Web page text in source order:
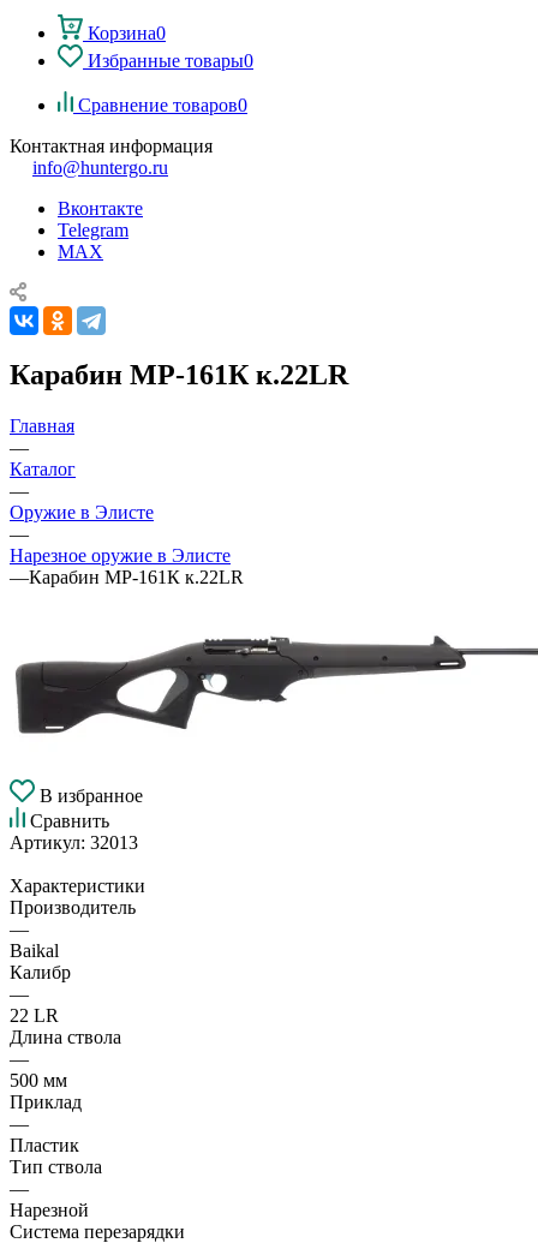
Корзина0
Избранные товары0
Сравнение товаров0
Контактная информация
info@huntergo.ru
Вконтакте
Telegram
MAX
Карабин МР-161К к.22LR
Главная
—
Каталог
—
Оружие в Элисте
—
Нарезное оружие в Элисте
—Карабин МР-161К к.22LR
В избранное
Сравнить
Артикул: 32013
Характеристики
Производитель
—
Baikal
Калибр
—
22 LR
Длина ствола
—
500 мм
Приклад
—
Пластик
Тип ствола
—
Нарезной
Система перезарядки